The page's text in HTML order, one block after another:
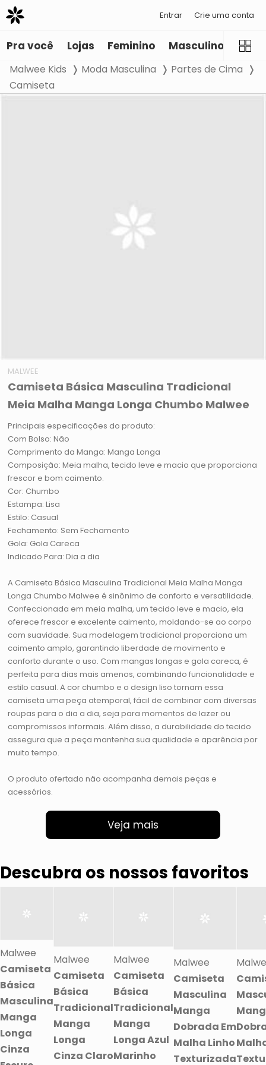
Entrar Crie uma conta
Pra você Lojas Feminino Masculino
Malwee Kids Moda Masculina
Partes de Cima
Camiseta
MALWEE
Camiseta Básica Masculina Tradicional
Meia Malha Manga Longa Chumbo Malwee
Principais especificações do produto:
Com Bolso: Não
Comprimento da Manga: Manga Longa
Composição: Meia malha, tecido leve e macio que proporciona
frescor e bom caimento.
Cor: Chumbo
Estampa: Lisa
Estilo: Casual
Fechamento: Sem Fechamento
Gola: Gola Careca
Indicado Para: Dia a dia
A Camiseta Básica Masculina Tradicional Meia Malha Manga
Longa Chumbo Malwee é sinônimo de conforto e versatilidade.
Confeccionada em meia malha, um tecido leve e macio, ela
oferece frescor e excelente caimento, moldando-se ao corpo
com suavidade. Sua modelagem tradicional proporciona um
caimento amplo, garantindo liberdade de movimento e
conforto durante o uso. Com mangas longas e gola careca, é
perfeita para dias mais amenos, combinando funcionalidade e
estilo casual. A cor chumbo e o design liso tornam essa
camiseta uma peça atemporal, fácil de combinar com diversas
roupas para o dia a dia, seja para momentos de lazer ou
compromissos informais. Além disso, a durabilidade do tecido
assegura que a peça mantenha sua qualidade e aparência por
muito tempo.
O produto ofertado não acompanha demais peças e
acessórios.
Veja mais
Descubra os nossos favoritos
Malwee
Camiseta
Básica
Masculina
Manga
Longa
Cinza
Malwee
Camiseta
Básica
Tradicional
Manga
Longa
Cinza Claro
Malwee
Camiseta
Básica
Tradicional
Manga
Longa Azul
Marinho
Malwee
Camiseta
Masculina
Manga
Dobrada Em
Malha Linho
Texturizada